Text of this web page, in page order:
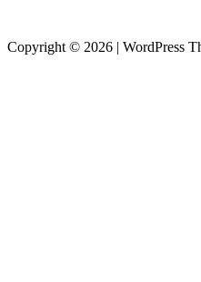
Copyright © 2026 | WordPress